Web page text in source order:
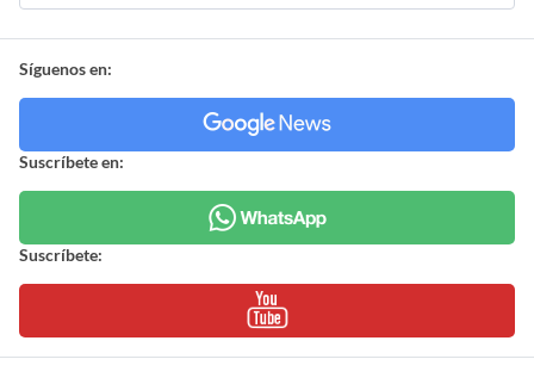
Síguenos en:
Suscríbete en:
Suscríbete: